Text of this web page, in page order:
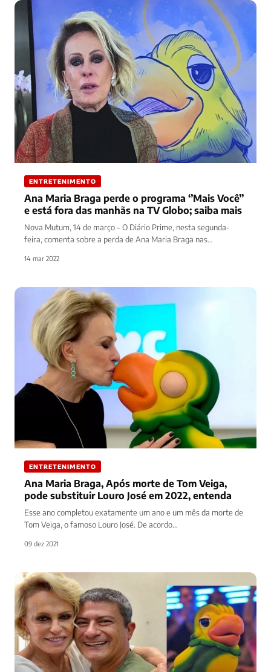
ENTRETENIMENTO
Ana Maria Braga perde o programa ‘’Mais Você’’
e está fora das manhãs na TV Globo; saiba mais
Nova Mutum, 14 de março – O Diário Prime, nesta segunda-
feira, comenta sobre a perda de Ana Maria Braga nas…
14 mar 2022
ENTRETENIMENTO
Ana Maria Braga, Após morte de Tom Veiga,
pode substituir Louro José em 2022, entenda
Esse ano completou exatamente um ano e um mês da morte de
Tom Veiga, o famoso Louro José. De acordo…
09 dez 2021